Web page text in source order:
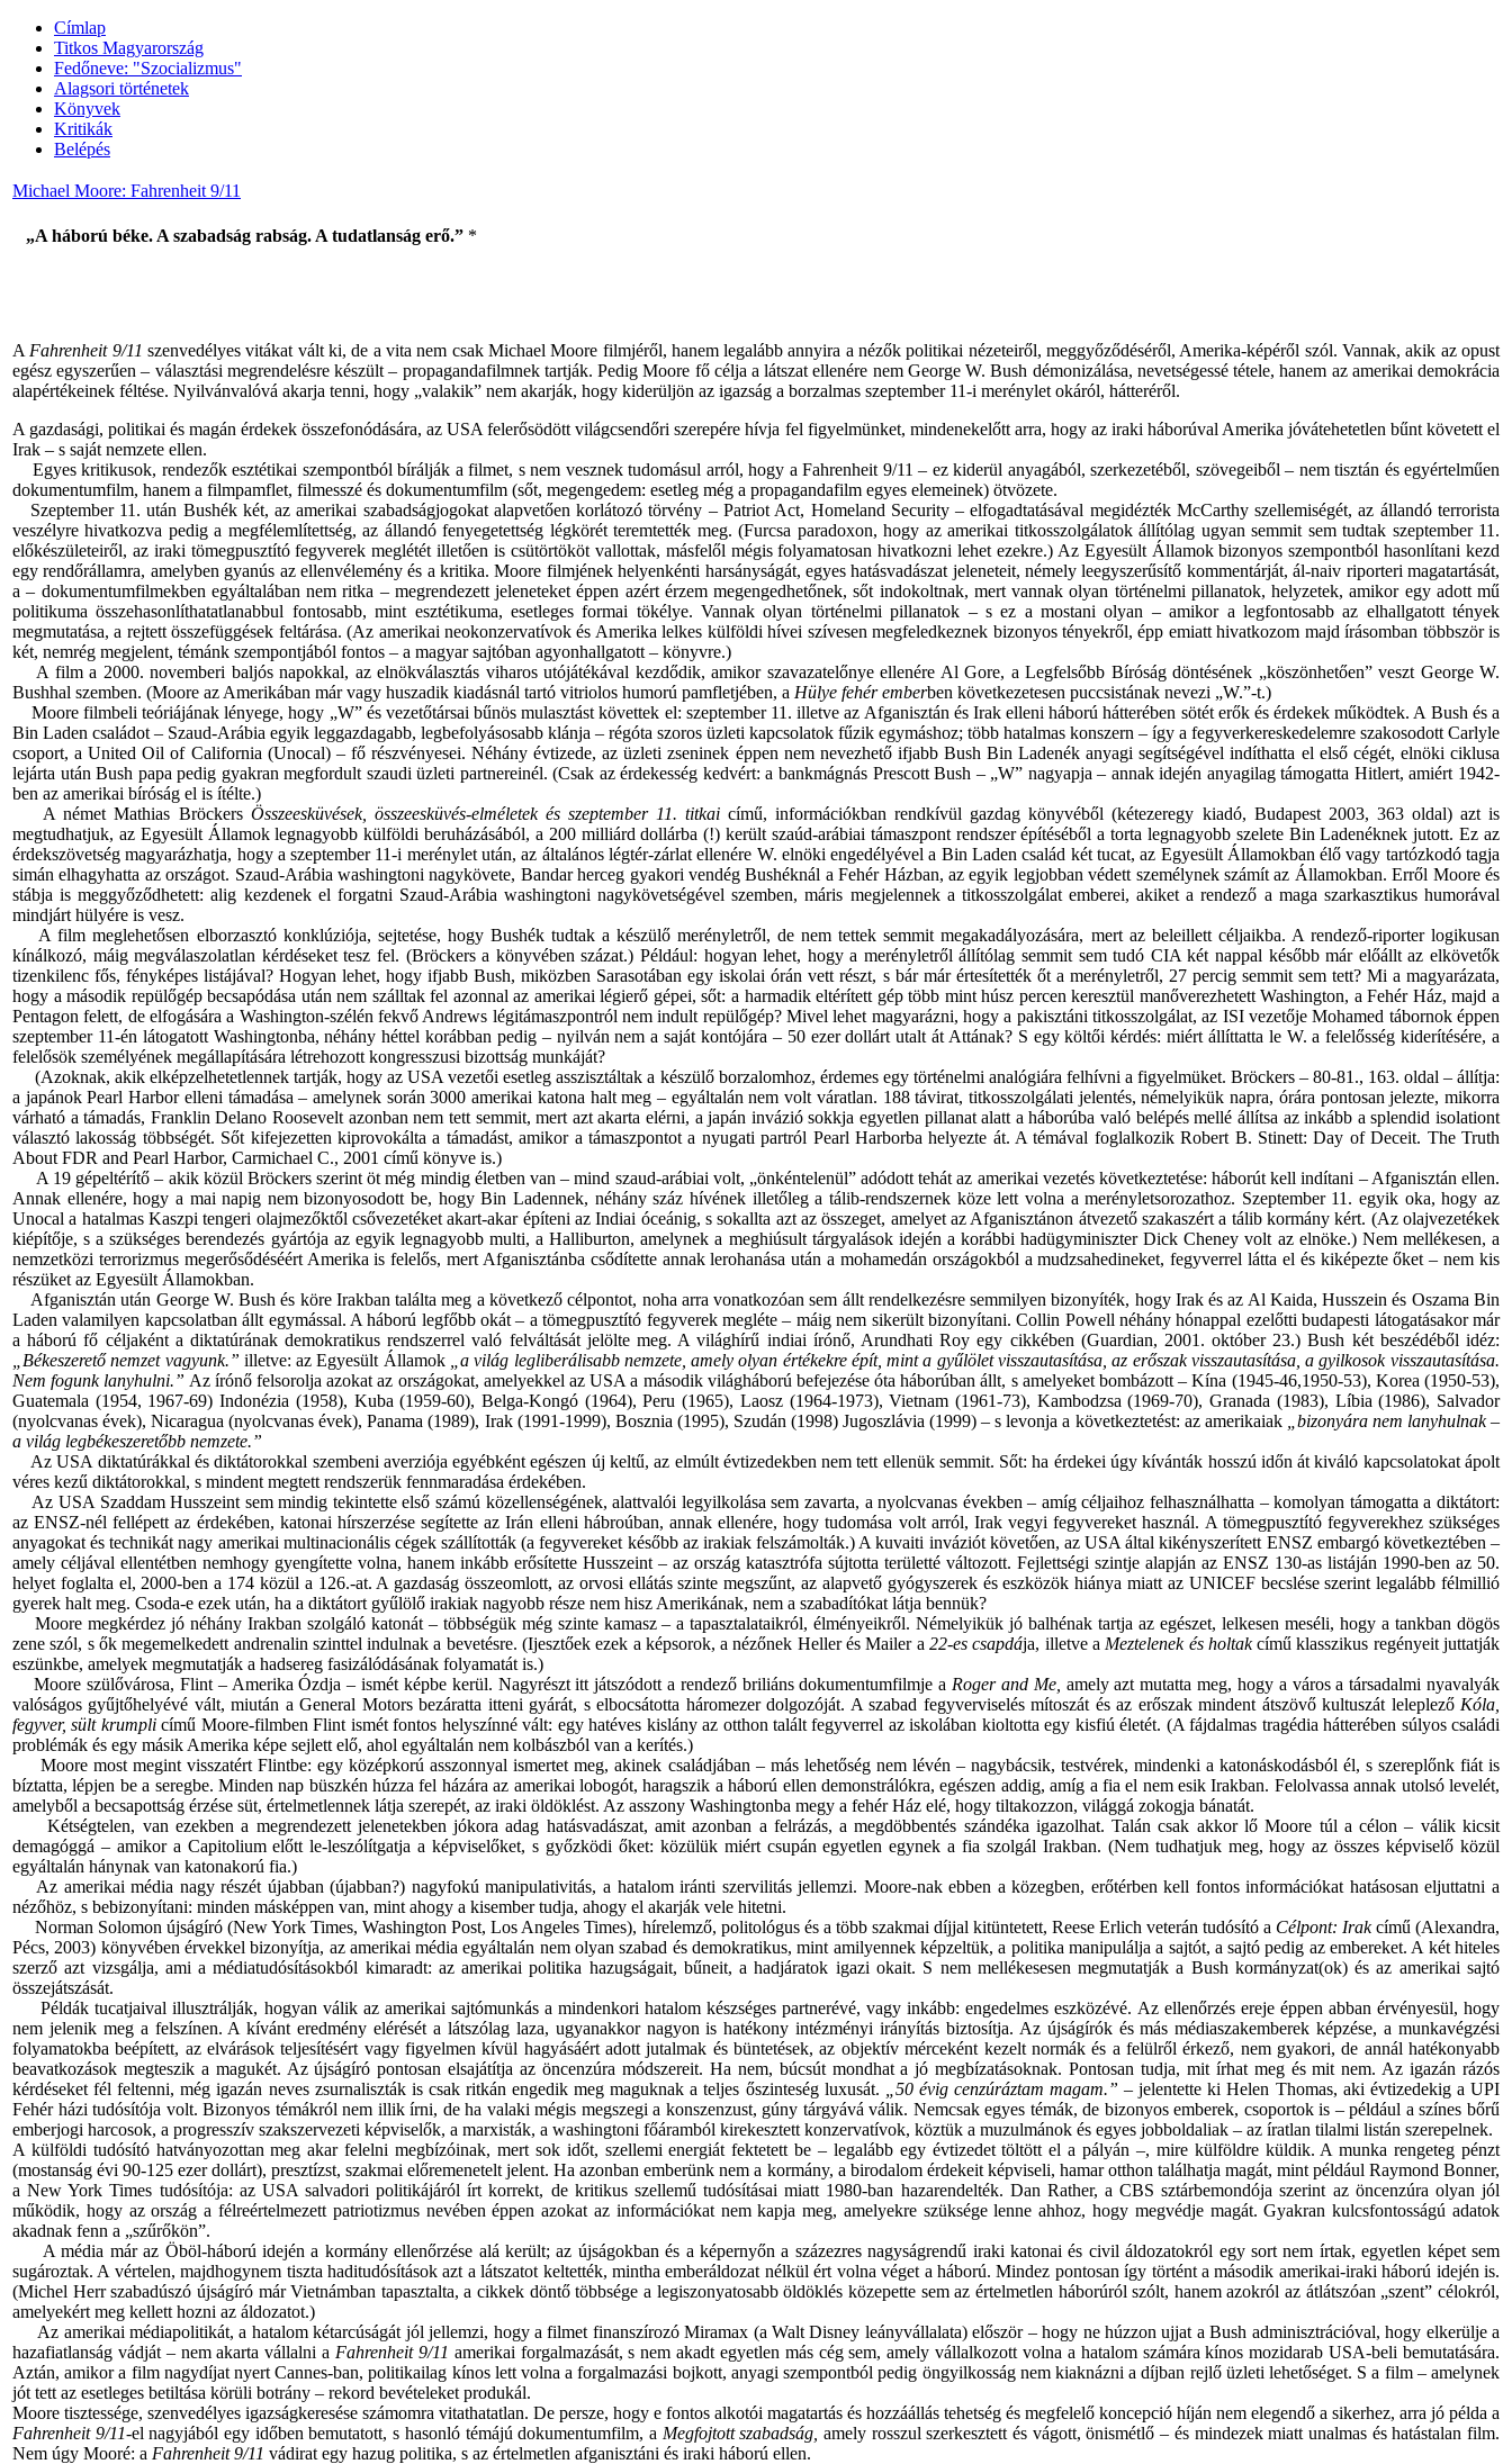
Címlap
Titkos Magyarország
Fedőneve: "Szocializmus"
Alagsori történetek
Könyvek
Kritikák
Belépés
Michael Moore: Fahrenheit 9/11
„A háború béke. A szabadság rabság. A tudatlanság erő.” *
A Fahrenheit 9/11 szenvedélyes vitákat vált ki, de a vita nem csak Michael Moore filmjéről, hanem legalább annyira a nézők politikai nézeteiről, meggyőződéséről, Amerika-képéről szól. Vannak, akik az opust
egész egyszerűen – választási megrendelésre készült – propagandafilmnek tartják. Pedig Moore fő célja a látszat ellenére nem George W. Bush démonizálása, nevetségessé tétele, hanem az amerikai demokrácia
alapértékeinek féltése. Nyilvánvalóvá akarja tenni, hogy „valakik” nem akarják, hogy kiderüljön az igazság a borzalmas szeptember 11-i merénylet okáról, hátteréről.
A gazdasági, politikai és magán érdekek összefonódására, az USA felerősödött világcsendőri szerepére hívja fel figyelmünket, mindenekelőtt arra, hogy az iraki háborúval Amerika jóvátehetetlen bűnt követett el
Irak – s saját nemzete ellen.
Egyes kritikusok, rendezők esztétikai szempontból bírálják a filmet, s nem vesznek tudomásul arról, hogy a Fahrenheit 9/11 – ez kiderül anyagából, szerkezetéből, szövegeiből – nem tisztán és egyértelműen
dokumentumfilm, hanem a filmpamflet, filmesszé és dokumentumfilm (sőt, megengedem: esetleg még a propagandafilm egyes elemeinek) ötvözete.
Szeptember 11. után Bushék két, az amerikai szabadságjogokat alapvetően korlátozó törvény – Patriot Act, Homeland Security – elfogadtatásával megidézték McCarthy szellemiségét, az állandó terrorista
veszélyre hivatkozva pedig a megfélemlítettség, az állandó fenyegetettség légkörét teremtették meg. (Furcsa paradoxon, hogy az amerikai titkosszolgálatok állítólag ugyan semmit sem tudtak szeptember 11.
előkészületeiről, az iraki tömegpusztító fegyverek meglétét illetően is csütörtököt vallottak, másfelől mégis folyamatosan hivatkozni lehet ezekre.) Az Egyesült Államok bizonyos szempontból hasonlítani kezd
egy rendőrállamra, amelyben gyanús az ellenvélemény és a kritika. Moore filmjének helyenkénti harsányságát, egyes hatásvadászat jeleneteit, némely leegyszerűsítő kommentárját, ál-naiv riporteri magatartását,
a – dokumentumfilmekben egyáltalában nem ritka – megrendezett jeleneteket éppen azért érzem megengedhetőnek, sőt indokoltnak, mert vannak olyan történelmi pillanatok, helyzetek, amikor egy adott mű
politikuma összehasonlíthatatlanabbul fontosabb, mint esztétikuma, esetleges formai tökélye. Vannak olyan történelmi pillanatok – s ez a mostani olyan – amikor a legfontosabb az elhallgatott tények
megmutatása, a rejtett összefüggések feltárása. (Az amerikai neokonzervatívok és Amerika lelkes külföldi hívei szívesen megfeledkeznek bizonyos tényekről, épp emiatt hivatkozom majd írásomban többször is
két, nemrég megjelent, témánk szempontjából fontos – a magyar sajtóban agyonhallgatott – könyvre.)
A film a 2000. novemberi baljós napokkal, az elnökválasztás viharos utójátékával kezdődik, amikor szavazatelőnye ellenére Al Gore, a Legfelsőbb Bíróság döntésének „köszönhetően” veszt George W.
Bushhal szemben. (Moore az Amerikában már vagy huszadik kiadásnál tartó vitriolos humorú pamfletjében, a Hülye fehér emberben következetesen puccsistának nevezi „W.”-t.)
Moore filmbeli teóriájának lényege, hogy „W” és vezetőtársai bűnös mulasztást követtek el: szeptember 11. illetve az Afganisztán és Irak elleni háború hátterében sötét erők és érdekek működtek. A Bush és a
Bin Laden családot – Szaud-Arábia egyik leggazdagabb, legbefolyásosabb klánja – régóta szoros üzleti kapcsolatok fűzik egymáshoz; több hatalmas konszern – így a fegyverkereskedelemre szakosodott Carlyle
csoport, a United Oil of California (Unocal) – fő részvényesei. Néhány évtizede, az üzleti zseninek éppen nem nevezhető ifjabb Bush Bin Ladenék anyagi segítségével indíthatta el első cégét, elnöki ciklusa
lejárta után Bush papa pedig gyakran megfordult szaudi üzleti partnereinél. (Csak az érdekesség kedvért: a bankmágnás Prescott Bush – „W” nagyapja – annak idején anyagilag támogatta Hitlert, amiért 1942-
ben az amerikai bíróság el is ítélte.)
A német Mathias Bröckers Összeesküvések, összeesküvés-elméletek és szeptember 11. titkai című, információkban rendkívül gazdag könyvéből (kétezeregy kiadó, Budapest 2003, 363 oldal) azt is
megtudhatjuk, az Egyesült Államok legnagyobb külföldi beruházásából, a 200 milliárd dollárba (!) került szaúd-arábiai támaszpont rendszer építéséből a torta legnagyobb szelete Bin Ladenéknek jutott. Ez az
érdekszövetség magyarázhatja, hogy a szeptember 11-i merénylet után, az általános légtér-zárlat ellenére W. elnöki engedélyével a Bin Laden család két tucat, az Egyesült Államokban élő vagy tartózkodó tagja
simán elhagyhatta az országot. Szaud-Arábia washingtoni nagykövete, Bandar herceg gyakori vendég Bushéknál a Fehér Házban, az egyik legjobban védett személynek számít az Államokban. Erről Moore és
stábja is meggyőződhetett: alig kezdenek el forgatni Szaud-Arábia washingtoni nagykövetségével szemben, máris megjelennek a titkosszolgálat emberei, akiket a rendező a maga szarkasztikus humorával
mindjárt hülyére is vesz.
A film meglehetősen elborzasztó konklúziója, sejtetése, hogy Bushék tudtak a készülő merényletről, de nem tettek semmit megakadályozására, mert az beleillett céljaikba. A rendező-riporter logikusan
kínálkozó, máig megválaszolatlan kérdéseket tesz fel. (Bröckers a könyvében százat.) Például: hogyan lehet, hogy a merényletről állítólag semmit sem tudó CIA két nappal később már előállt az elkövetők
tizenkilenc fős, fényképes listájával? Hogyan lehet, hogy ifjabb Bush, miközben Sarasotában egy iskolai órán vett részt, s bár már értesítették őt a merényletről, 27 percig semmit sem tett? Mi a magyarázata,
hogy a második repülőgép becsapódása után nem szálltak fel azonnal az amerikai légierő gépei, sőt: a harmadik eltérített gép több mint húsz percen keresztül manőverezhetett Washington, a Fehér Ház, majd a
Pentagon felett, de elfogására a Washington-szélén fekvő Andrews légitámaszpontról nem indult repülőgép? Mivel lehet magyarázni, hogy a pakisztáni titkosszolgálat, az ISI vezetője Mohamed tábornok éppen
szeptember 11-én látogatott Washingtonba, néhány héttel korábban pedig – nyilván nem a saját kontójára – 50 ezer dollárt utalt át Attának? S egy költői kérdés: miért állíttatta le W. a felelősség kiderítésére, a
felelősök személyének megállapítására létrehozott kongresszusi bizottság munkáját?
(Azoknak, akik elképzelhetetlennek tartják, hogy az USA vezetői esetleg asszisztáltak a készülő borzalomhoz, érdemes egy történelmi analógiára felhívni a figyelmüket. Bröckers – 80-81., 163. oldal – állítja:
a japánok Pearl Harbor elleni támadása – amelynek során 3000 amerikai katona halt meg – egyáltalán nem volt váratlan. 188 távirat, titkosszolgálati jelentés, némelyikük napra, órára pontosan jelezte, mikorra
várható a támadás, Franklin Delano Roosevelt azonban nem tett semmit, mert azt akarta elérni, a japán invázió sokkja egyetlen pillanat alatt a háborúba való belépés mellé állítsa az inkább a splendid isolationt
választó lakosság többségét. Sőt kifejezetten kiprovokálta a támadást, amikor a támaszpontot a nyugati partról Pearl Harborba helyezte át. A témával foglalkozik Robert B. Stinett: Day of Deceit. The Truth
About FDR and Pearl Harbor, Carmichael C., 2001 című könyve is.)
A 19 gépeltérítő – akik közül Bröckers szerint öt még mindig életben van – mind szaud-arábiai volt, „önkéntelenül” adódott tehát az amerikai vezetés következtetése: háborút kell indítani – Afganisztán ellen.
Annak ellenére, hogy a mai napig nem bizonyosodott be, hogy Bin Ladennek, néhány száz hívének illetőleg a tálib-rendszernek köze lett volna a merényletsorozathoz. Szeptember 11. egyik oka, hogy az
Unocal a hatalmas Kaszpi tengeri olajmezőktől csővezetéket akart-akar építeni az Indiai óceánig, s sokallta azt az összeget, amelyet az Afganisztánon átvezető szakaszért a tálib kormány kért. (Az olajvezetékek
kiépítője, s a szükséges berendezés gyártója az egyik legnagyobb multi, a Halliburton, amelynek a meghiúsult tárgyalások idején a korábbi hadügyminiszter Dick Cheney volt az elnöke.) Nem mellékesen, a
nemzetközi terrorizmus megerősődéséért Amerika is felelős, mert Afganisztánba csődítette annak lerohanása után a mohamedán országokból a mudzsahedineket, fegyverrel látta el és kiképezte őket – nem kis
részüket az Egyesült Államokban.
Afganisztán után George W. Bush és köre Irakban találta meg a következő célpontot, noha arra vonatkozóan sem állt rendelkezésre semmilyen bizonyíték, hogy Irak és az Al Kaida, Husszein és Oszama Bin
Laden valamilyen kapcsolatban állt egymással. A háború legfőbb okát – a tömegpusztító fegyverek megléte – máig nem sikerült bizonyítani. Collin Powell néhány hónappal ezelőtti budapesti látogatásakor már
a háború fő céljaként a diktatúrának demokratikus rendszerrel való felváltását jelölte meg. A világhírű indiai írónő, Arundhati Roy egy cikkében (Guardian, 2001. október 23.) Bush két beszédéből idéz:
„Békeszerető nemzet vagyunk.” illetve: az Egyesült Államok
„a világ legliberálisabb nemzete, amely olyan értékekre épít, mint a gyűlölet visszautasítása, az erőszak visszautasítása, a gyilkosok visszautasítása.
Nem fogunk lanyhulni.” Az írónő felsorolja azokat az országokat, amelyekkel az USA a második világháború befejezése óta háborúban állt, s amelyeket bombázott – Kína (1945-46,1950-53), Korea (1950-53),
Guatemala (1954, 1967-69) Indonézia (1958), Kuba (1959-60), Belga-Kongó (1964), Peru (1965), Laosz (1964-1973), Vietnam (1961-73), Kambodzsa (1969-70), Granada (1983), Líbia (1986), Salvador
(nyolcvanas évek), Nicaragua (nyolcvanas évek), Panama (1989), Irak (1991-1999), Bosznia (1995), Szudán (1998) Jugoszlávia (1999) – s levonja a következtetést: az amerikaiak„bizonyára nem lanyhulnak –
a világ legbékeszeretőbb nemzete.”
Az USA diktatúrákkal és diktátorokkal szembeni averziója egyébként egészen új keltű, az elmúlt évtizedekben nem tett ellenük semmit. Sőt: ha érdekei úgy kívánták hosszú időn át kiváló kapcsolatokat ápolt
véres kezű diktátorokkal, s mindent megtett rendszerük fennmaradása érdekében.
Az USA Szaddam Husszeint sem mindig tekintette első számú közellenségének, alattvalói legyilkolása sem zavarta, a nyolcvanas években – amíg céljaihoz felhasználhatta – komolyan támogatta a diktátort:
az ENSZ-nél fellépett az érdekében, katonai hírszerzése segítette az Irán elleni hábroúban, annak ellenére, hogy tudomása volt arról, Irak vegyi fegyvereket használ. A tömegpusztító fegyverekhez szükséges
anyagokat és technikát nagy amerikai multinacionális cégek szállították (a fegyvereket később az irakiak felszámolták.) A kuvaiti inváziót követően, az USA által kikényszerített ENSZ embargó következtében –
amely céljával ellentétben nemhogy gyengítette volna, hanem inkább erősítette Husszeint – az ország katasztrófa sújtotta területté változott. Fejlettségi szintje alapján az ENSZ 130-as listáján 1990-ben az 50.
helyet foglalta el, 2000-ben a 174 közül a 126.-at. A gazdaság összeomlott, az orvosi ellátás szinte megszűnt, az alapvető gyógyszerek és eszközök hiánya miatt az UNICEF becslése szerint legalább félmillió
gyerek halt meg. Csoda-e ezek után, ha a diktátort gyűlölő irakiak nagyobb része nem hisz Amerikának, nem a szabadítókat látja bennük?
Moore megkérdez jó néhány Irakban szolgáló katonát – többségük még szinte kamasz – a tapasztalataikról, élményeikről. Némelyikük jó balhénak tartja az egészet, lelkesen meséli, hogy a tankban dögös
zene szól, s ők megemelkedett andrenalin szinttel indulnak a bevetésre. (Ijesztőek ezek a képsorok, a nézőnek Heller és Mailer a 22-es csapdája, illetve a Meztelenek és holtakcímű klasszikus regényeit juttatják
eszünkbe, amelyek megmutatják a hadsereg fasizálódásának folyamatát is.)
Moore szülővárosa, Flint – Amerika Ózdja – ismét képbe kerül. Nagyrészt itt játszódott a rendező briliáns dokumentumfilmje a Roger and Me, amely azt mutatta meg, hogy a város a társadalmi nyavalyák
valóságos gyűjtőhelyévé vált, miután a General Motors bezáratta itteni gyárát, s elbocsátotta háromezer dolgozóját. A szabad fegyverviselés mítoszát és az erőszak mindent átszövő kultuszát leleplező Kóla,
fegyver, sült krumplicímű Moore-filmben Flint ismét fontos helyszínné vált: egy hatéves kislány az otthon talált fegyverrel az iskolában kioltotta egy kisfiú életét. (A fájdalmas tragédia hátterében súlyos családi
problémák és egy másik Amerika képe sejlett elő, ahol egyáltalán nem kolbászból van a kerítés.)
Moore most megint visszatért Flintbe: egy középkorú asszonnyal ismertet meg, akinek családjában – más lehetőség nem lévén – nagybácsik, testvérek, mindenki a katonáskodásból él, s szereplőnk fiát is
bíztatta, lépjen be a seregbe. Minden nap büszkén húzza fel házára az amerikai lobogót, haragszik a háború ellen demonstrálókra, egészen addig, amíg a fia el nem esik Irakban. Felolvassa annak utolsó levelét,
amelyből a becsapottság érzése süt, értelmetlennek látja szerepét, az iraki öldöklést. Az asszony Washingtonba megy a fehér Ház elé, hogy tiltakozzon, világgá zokogja bánatát.
Kétségtelen, van ezekben a megrendezett jelenetekben jókora adag hatásvadászat, amit azonban a felrázás, a megdöbbentés szándéka igazolhat. Talán csak akkor lő Moore túl a célon – válik kicsit
demagóggá – amikor a Capitolium előtt le-leszólítgatja a képviselőket, s győzködi őket: közülük miért csupán egyetlen egynek a fia szolgál Irakban. (Nem tudhatjuk meg, hogy az összes képviselő közül
egyáltalán hánynak van katonakorú fia.)
Az amerikai média nagy részét újabban (újabban?) nagyfokú manipulativitás, a hatalom iránti szervilitás jellemzi. Moore-nak ebben a közegben, erőtérben kell fontos információkat hatásosan eljuttatni a
nézőhöz, s bebizonyítani: minden másképpen van, mint ahogy a kisember tudja, ahogy el akarják vele hitetni.
Norman Solomon újságíró (New York Times, Washington Post, Los Angeles Times), hírelemző, politológus és a több szakmai díjjal kitüntetett, Reese Erlich veterán tudósító a Célpont: Irakcímű (Alexandra,
Pécs, 2003) könyvében érvekkel bizonyítja, az amerikai média egyáltalán nem olyan szabad és demokratikus, mint amilyennek képzeltük, a politika manipulálja a sajtót, a sajtó pedig az embereket. A két hiteles
szerző azt vizsgálja, ami a médiatudósításokból kimaradt: az amerikai politika hazugságait, bűneit, a hadjáratok igazi okait. S nem mellékesesen megmutatják a Bush kormányzat(ok) és az amerikai sajtó
összejátszását.
Példák tucatjaival illusztrálják, hogyan válik az amerikai sajtómunkás a mindenkori hatalom készséges partnerévé, vagy inkább: engedelmes eszközévé. Az ellenőrzés ereje éppen abban érvényesül, hogy
nem jelenik meg a felszínen. A kívánt eredmény elérését a látszólag laza, ugyanakkor nagyon is hatékony intézményi irányítás biztosítja. Az újságírók és más médiaszakemberek képzése, a munkavégzési
folyamatokba beépített, az elvárások teljesítésért vagy figyelmen kívül hagyásáért adott jutalmak és büntetések, az objektív mérceként kezelt normák és a felülről érkező, nem gyakori, de annál hatékonyabb
beavatkozások megteszik a magukét. Az újságíró pontosan elsajátítja az öncenzúra módszereit. Ha nem, búcsút mondhat a jó megbízatásoknak. Pontosan tudja, mit írhat meg és mit nem. Az igazán rázós
kérdéseket fél feltenni, még igazán neves zsurnaliszták is csak ritkán engedik meg maguknak a teljes őszinteség luxusát.
„50 évig cenzúráztam magam.” – jelentette ki Helen Thomas, aki évtizedekig a UPI
Fehér házi tudósítója volt. Bizonyos témákról nem illik írni, de ha valaki mégis megszegi a konszenzust, gúny tárgyává válik. Nemcsak egyes témák, de bizonyos emberek, csoportok is – például a színes bőrű
emberjogi harcosok, a progresszív szakszervezeti képviselők, a marxisták, a washingtoni főáramból kirekesztett konzervatívok, köztük a muzulmánok és egyes jobboldaliak – az íratlan tilalmi listán szerepelnek.
A külföldi tudósító hatványozottan meg akar felelni megbízóinak, mert sok időt, szellemi energiát fektetett be – legalább egy évtizedet töltött el a pályán –, mire külföldre küldik. A munka rengeteg pénzt
(mostanság évi 90-125 ezer dollárt), presztízst, szakmai előremenetelt jelent. Ha azonban emberünk nem a kormány, a birodalom érdekeit képviseli, hamar otthon találhatja magát, mint például Raymond Bonner,
a New York Times tudósítója: az USA salvadori politikájáról írt korrekt, de kritikus szellemű tudósításai miatt 1980-ban hazarendelték. Dan Rather, a CBS sztárbemondója szerint az öncenzúra olyan jól
működik, hogy az ország a félreértelmezett patriotizmus nevében éppen azokat az információkat nem kapja meg, amelyekre szüksége lenne ahhoz, hogy megvédje magát. Gyakran kulcsfontosságú adatok
akadnak fenn a „szűrőkön”.
A média már az Öböl-háború idején a kormány ellenőrzése alá került; az újságokban és a képernyőn a százezres nagyságrendű iraki katonai és civil áldozatokról egy sort nem írtak, egyetlen képet sem
sugároztak. A vértelen, majdhogynem tiszta haditudósítások azt a látszatot keltették, mintha emberáldozat nélkül ért volna véget a háború. Mindez pontosan így történt a második amerikai-iraki háború idején is.
(Michel Herr szabadúszó újságíró már Vietnámban tapasztalta, a cikkek döntő többsége a legiszonyatosabb öldöklés közepette sem az értelmetlen háborúról szólt, hanem azokról az átlátszóan „szent” célokról,
amelyekért meg kellett hozni az áldozatot.)
Az amerikai médiapolitikát, a hatalom kétarcúságát jól jellemzi, hogy a filmet finanszírozó Miramax (a Walt Disney leányvállalata) először – hogy ne húzzon ujjat a Bush adminisztrációval, hogy elkerülje a
hazafiatlanság vádját – nem akarta vállalni a Fahrenheit 9/11 amerikai forgalmazását, s nem akadt egyetlen más cég sem, amely vállalkozott volna a hatalom számára kínos mozidarab USA-beli bemutatására.
Aztán, amikor a film nagydíjat nyert Cannes-ban, politikailag kínos lett volna a forgalmazási bojkott, anyagi szempontból pedig öngyilkosság nem kiaknázni a díjban rejlő üzleti lehetőséget. S a film – amelynek
jót tett az esetleges betiltása körüli botrány – rekord bevételeket produkál.
Moore tisztessége, szenvedélyes igazságkeresése számomra vitathatatlan. De persze, hogy e fontos alkotói magatartás és hozzáállás tehetség és megfelelő koncepció híján nem elegendő a sikerhez, arra jó példa a
Fahrenheit 9/11-el nagyjából egy időben bemutatott, s hasonló témájú dokumentumfilm, a Megfojtott szabadság, amely rosszul szerkesztett és vágott, önismétlő – és mindezek miatt unalmas és hatástalan film.
Nem úgy Mooré: a Fahrenheit 9/11 vádirat egy hazug politika, s az értelmetlen afganisztáni és iraki háború ellen.